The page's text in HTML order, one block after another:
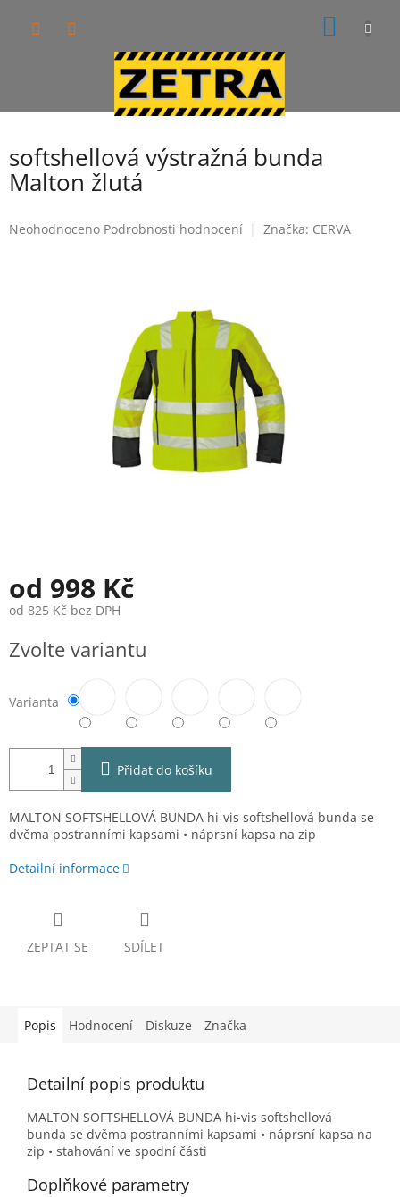
softshellová výstražná bunda
Malton žlutá
Průměrné
Neohodnoceno Podrobnosti hodnocení Značka: CERVA
od 998 Kč
od 825 Kč bez DPH
cena:
Zvolte variantu
Varianta
Přidat do košíku
MALTON SOFTSHELLOVÁ BUNDA hi-vis softshellová bunda se
dvěma postranními kapsami • náprsní kapsa na zip
Detailní informace
ZEPTAT SE SDÍLET
Popis Hodnocení Diskuze Značka
Detailní popis produktu
MALTON SOFTSHELLOVÁ BUNDA hi-vis softshellová
bunda se dvěma postranními kapsami • náprsní kapsa na
zip • stahování ve spodní části
Doplňkové parametry